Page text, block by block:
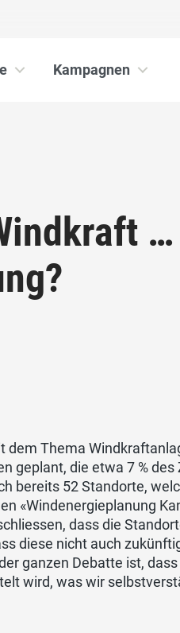
Kampagnen
…
Thema
geplant, die etwa 7 % des
bereits 52 Standorte,
«Windenergieplanung
dass die
diese nicht auch
ganzen Debatte ist, dass
wird, was wir